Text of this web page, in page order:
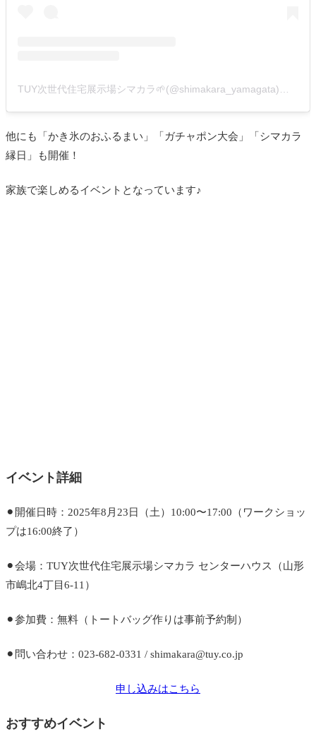
他にも「かき氷のおふるまい」「ガチャポン大会」「シマカラ
縁日」も開催！
家族で楽しめるイベントとなっています♪
イベント詳細
⚫︎開催日時：2025年8月23日（土）10:00〜17:00（ワークショッ
プは16:00終了）
⚫︎会場：TUY次世代住宅展示場シマカラ センターハウス（山形
市嶋北4丁目6-11）
⚫︎参加費：無料（トートバッグ作りは事前予約制）
⚫︎問い合わせ：023-682-0331 / shimakara@tuy.co.jp
申し込みはこちら
おすすめイベント